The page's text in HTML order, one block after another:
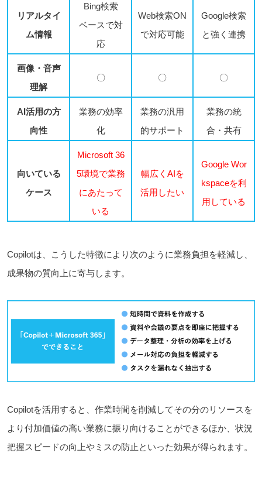
リアルタイ
ム情報
Bing検索
ベースで対
応
Web検索ON
で対応可能
Google検索
と強く連携
画像・音声
理解
〇 〇 〇
AI活用の方
向性
業務の効率
化
業務の汎用
的サポート
業務の統
合・共有
向いている
ケース
Microsoft 36
5環境で業務
にあたって
いる
幅広くAIを
活用したい
Google Wor
kspaceを利
用している
Copilotは、こうした特徴により次のように業務負担を軽減し、
成果物の質向上に寄与します。
Copilotを活用すると、作業時間を削減してその分のリソースを
より付加価値の高い業務に振り向けることができるほか、状況
把握スピードの向上やミスの防止といった効果が得られます。